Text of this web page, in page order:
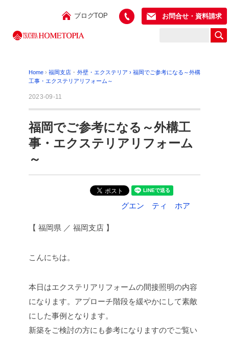
ブログTOP お問合せ・資料請求
Home › 福岡支店 ･ 外壁・エクステリア › 福岡でご参考になる～外構
工事・エクステリアリフォーム～
2023-09-11
福岡でご参考になる～外構工
事・エクステリアリフォーム
～
グエン ティ ホア
【 福岡県 ／ 福岡支店 】
こんにちは。
本日はエクステリアリフォームの間接照明の内容
になります。アプローチ階段を緩やかにして素敵
にした事例となります。
新築をご検討の方にも参考になりますのでご覧い